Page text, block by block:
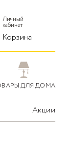
Личный
кабинет
Корзина
ДЛЯ ДОМА
Акции